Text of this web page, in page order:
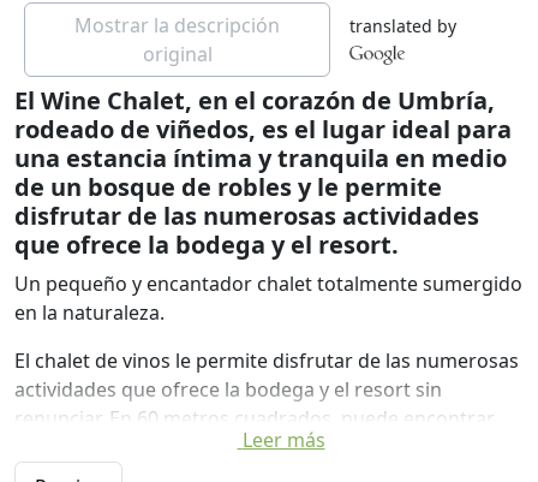
Mostrar la descripción
original
translated by
El Wine Chalet, en el corazón de Umbría,
rodeado de viñedos, es el lugar ideal para
una estancia íntima y tranquila en medio
de un bosque de robles y le permite
disfrutar de las numerosas actividades
que ofrece la bodega y el resort.
Un pequeño y encantador chalet totalmente sumergido
en la naturaleza.
El chalet de vinos le permite disfrutar de las numerosas
actividades que ofrece la bodega y el resort sin
renunciar. En 60 metros cuadrados, puede encontrar
privacidad y silencio para unas vacaciones en completa
relajación, los servicios y las comodidades que ofrecen
Leer más